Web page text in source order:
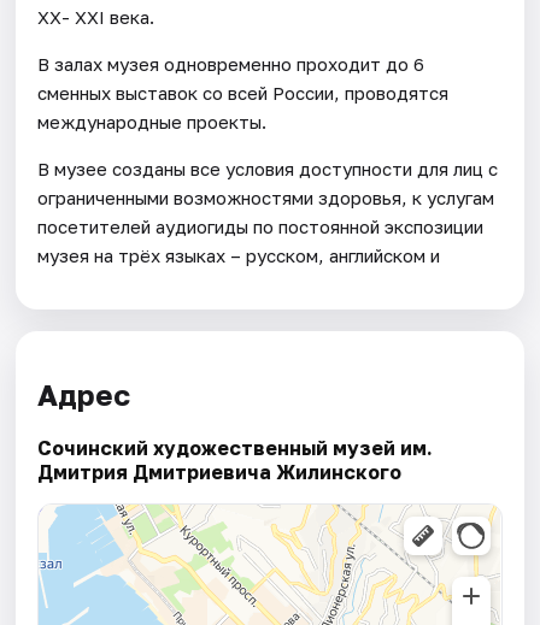
ХХ- ХХI века.
В залах музея одновременно проходит до 6
сменных выставок со всей России, проводятся
международные проекты.
В музее созданы все условия доступности для лиц с
ограниченными возможностями здоровья, к услугам
посетителей аудиогиды по постоянной экспозиции
музея на трёх языках – русском, английском и
Адрес
Сочинский художественный музей им.
Дмитрия Дмитриевича Жилинского